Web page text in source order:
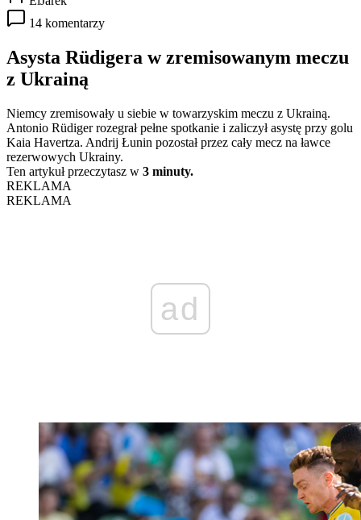
14 komentarzy
Asysta Rüdigera w zremisowanym meczu
z Ukrainą
Niemcy zremisowały u siebie w towarzyskim meczu z Ukrainą.
Antonio Rüdiger rozegrał pełne spotkanie i zaliczył asystę przy golu
Kaia Havertza. Andrij Łunin pozostał przez cały mecz na ławce
rezerwowych Ukrainy.
Ten artykuł przeczytasz w 3 minuty.
REKLAMA
REKLAMA
ad